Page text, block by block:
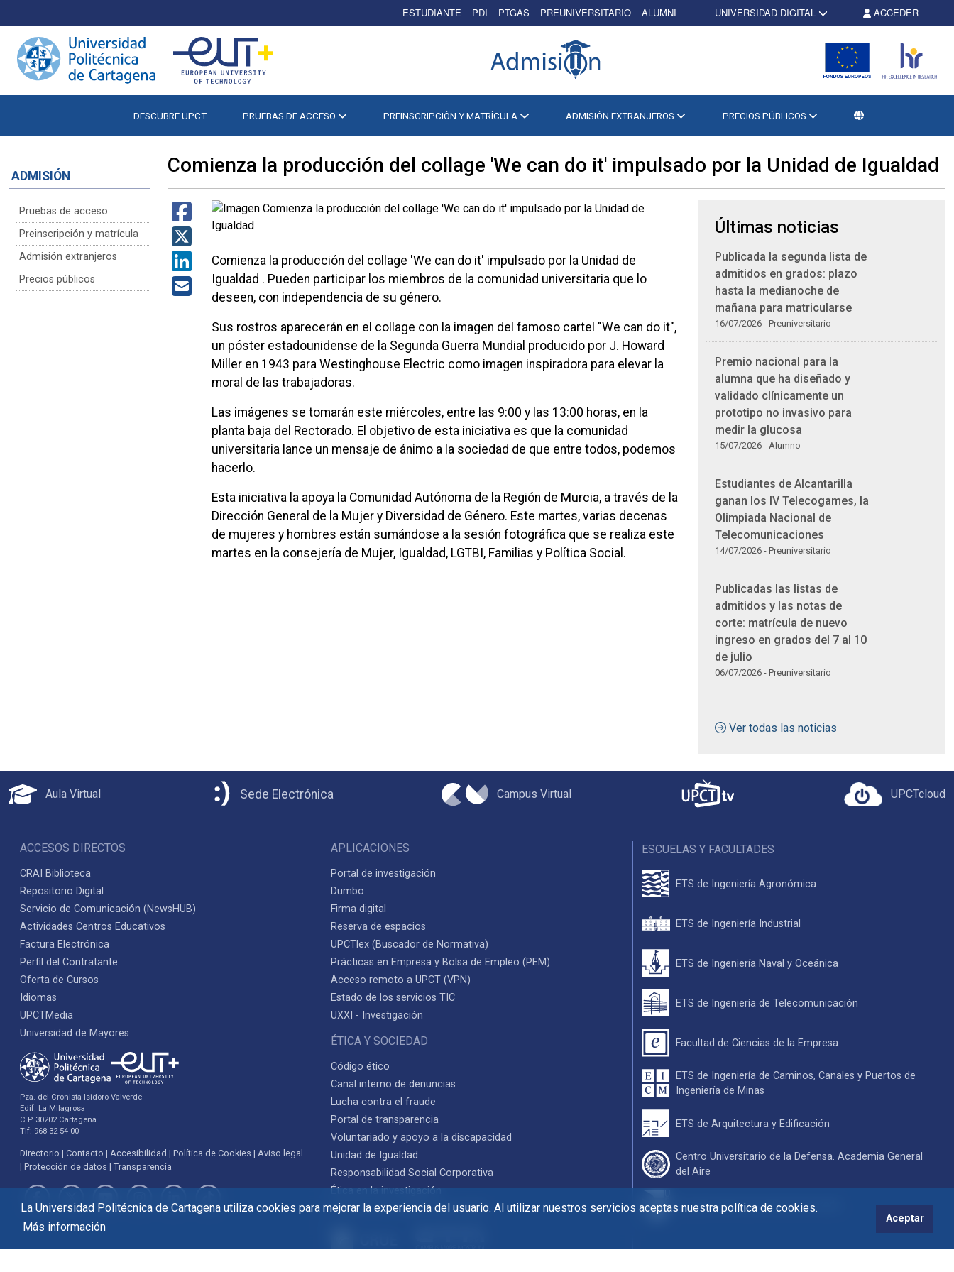
La Universidad Politécnica de Cartagena utiliza cookies para mejorar la experiencia del usuario. Al utilizar nuestros servicios aceptas nuestra política de cookies.
Más información
Aceptar
ESTUDIANTE PDI PTGAS PREUNIVERSITARIO ALUMNI UNIVERSIDAD DIGITAL ACCEDER
DESCUBRE UPCT PRUEBAS DE ACCESO PREINSCRIPCIÓN Y MATRÍCULA ADMISIÓN EXTRANJEROS PRECIOS PÚBLICOS
ADMISIÓN
Pruebas de acceso
Preinscripción y matrícula
Admisión extranjeros
Precios públicos
Comienza la producción del collage 'We can do it' impulsado por la Unidad de Igualdad
Comienza la producción del collage 'We can do it' impulsado por la Unidad de
Igualdad . Pueden participar los miembros de la comunidad universitaria que lo
deseen, con independencia de su género.
Sus rostros aparecerán en el collage con la imagen del famoso cartel "We can do it",
un póster estadounidense de la Segunda Guerra Mundial producido por J. Howard
Miller en 1943 para Westinghouse Electric como imagen inspiradora para elevar la
moral de las trabajadoras.
Las imágenes se tomarán este miércoles, entre las 9:00 y las 13:00 horas, en la
planta baja del Rectorado. El objetivo de esta iniciativa es que la comunidad
universitaria lance un mensaje de ánimo a la sociedad de que entre todos, podemos
hacerlo.
Esta iniciativa la apoya la Comunidad Autónoma de la Región de Murcia, a través de la
Dirección General de la Mujer y Diversidad de Género. Este martes, varias decenas
de mujeres y hombres están sumándose a la sesión fotográfica que se realiza este
martes en la consejería de Mujer, Igualdad, LGTBI, Familias y Política Social.
Últimas noticias
Publicada la segunda lista de
admitidos en grados: plazo
hasta la medianoche de
mañana para matricularse
16/07/2026 - Preuniversitario
Premio nacional para la
alumna que ha diseñado y
validado clínicamente un
prototipo no invasivo para
medir la glucosa
15/07/2026 - Alumno
Estudiantes de Alcantarilla
ganan los IV Telecogames, la
Olimpiada Nacional de
Telecomunicaciones
14/07/2026 - Preuniversitario
Publicadas las listas de
admitidos y las notas de
corte: matrícula de nuevo
ingreso en grados del 7 al 10
de julio
06/07/2026 - Preuniversitario
Ver todas las noticias
Aula Virtual Sede Electrónica Campus Virtual UPCTcloud
ACCESOS DIRECTOS
CRAI Biblioteca
Repositorio Digital
Servicio de Comunicación (NewsHUB)
Actividades Centros Educativos
Factura Electrónica
Perfil del Contratante
Oferta de Cursos
Idiomas
UPCTMedia
Universidad de Mayores
Pza. del Cronista Isidoro Valverde
Edif. La Milagrosa
C.P. 30202 Cartagena
Tlf: 968 32 54 00
Directorio Contacto Accesibilidad Política de Cookies
Aviso legal
Protección de datos
Transparencia
APLICACIONES
Portal de investigación
Dumbo
Firma digital
Reserva de espacios
UPCTlex (Buscador de Normativa)
Prácticas en Empresa y Bolsa de Empleo (PEM)
Acceso remoto a UPCT (VPN)
Estado de los servicios TIC
UXXI - Investigación
ÉTICA Y SOCIEDAD
Código ético
Canal interno de denuncias
Lucha contra el fraude
Portal de transparencia
Voluntariado y apoyo a la discapacidad
Unidad de Igualdad
Responsabilidad Social Corporativa
Ética en la investigación
Informes de rendición de cuentas
ESCUELAS Y FACULTADES
ETS de Ingeniería Agronómica
ETS de Ingeniería Industrial
ETS de Ingeniería Naval y Oceánica
ETS de Ingeniería de Telecomunicación
Facultad de Ciencias de la Empresa
ETS de Ingeniería de Caminos, Canales y Puertos de
Ingeniería de Minas
ETS de Arquitectura y Edificación
Centro Universitario de la Defensa. Academia General
del Aire
Escuela Internacional de Doctorado